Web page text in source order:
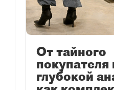
От тайного
покупателя
глубокой